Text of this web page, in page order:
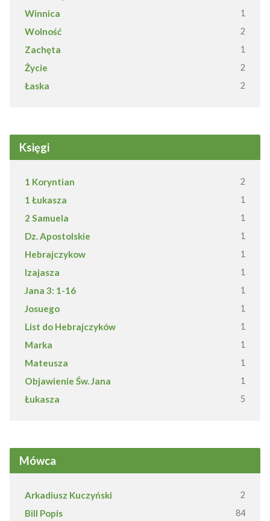
Winnica
1
Wolność 2
Zachęta 1
Życie 2
Łaska 2
Księgi
1 Koryntian 2
1 Łukasza 1
2 Samuela 1
Dz. Apostolskie 1
Hebrajczykow 1
Izajasza 1
Jana 3: 1-16 1
Josuego 1
List do Hebrajczyków 1
Marka 1
Mateusza 1
Objawienie Św. Jana 1
Łukasza 5
Mówca
Arkadiusz Kuczyński 2
Bill Popis 84